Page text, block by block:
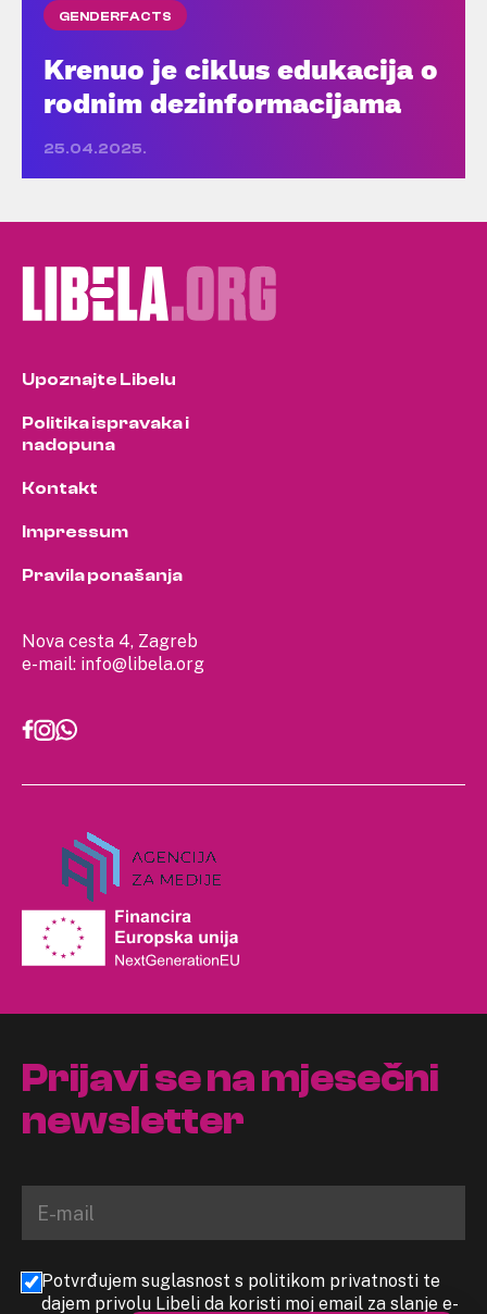
GENDERFACTS
Krenuo je ciklus edukacija o
rodnim dezinformacijama
25.04.2025.
Nova cesta 4, Zagreb
e-mail: info@libela.org
Upoznajte Libelu
Politika ispravaka i
nadopuna
Kontakt
Impressum
Pravila ponašanja
Prijavi se na mjesečni
newsletter
Potvrđujem suglasnost s politikom privatnosti te
dajem privolu Libeli da koristi moj email za slanje e-